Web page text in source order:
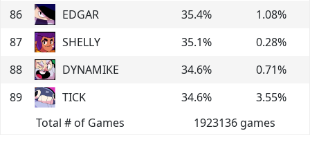
86
EDGAR 35.4% 1.08%
87
SHELLY 35.1% 0.28%
88
DYNAMIKE 34.6% 0.71%
89
TICK 34.6% 3.55%
Total # of Games
1923136 games